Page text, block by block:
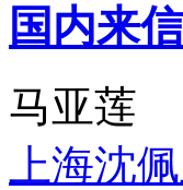
国内来信
马亚莲
上海沈